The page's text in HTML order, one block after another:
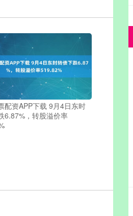
配资APP下载 9月4日东时
6.87%，转股溢价率